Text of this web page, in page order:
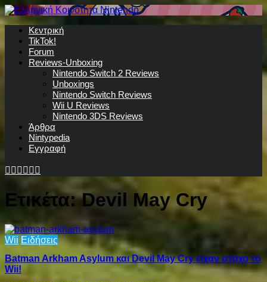
Κεντρική
TikTok!
Forum
Reviews-Unboxing
Nintendo Switch 2 Reviews
Unboxings
Nintendo Switch Reviews
Wii U Reviews
Nintendo 3DS Reviews
Άρθρα
Nintypedia
Εγγραφή
Ετικέτα:Devil May Cry
Wii Ειδήσεις
Batman Arkham Asylum και Devil May Cry είχαν στόχο το
Wii!